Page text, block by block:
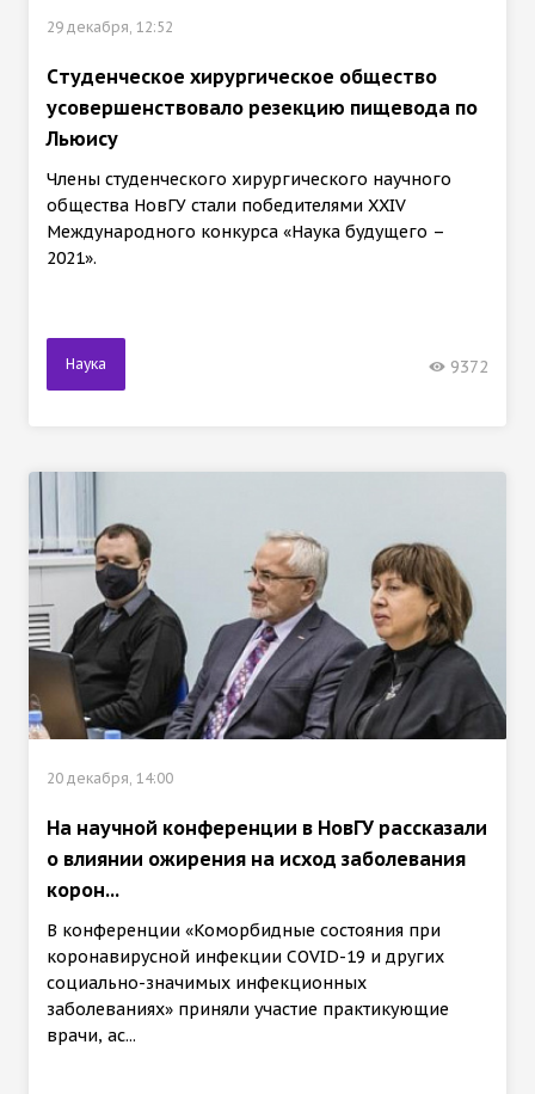
29 декабря, 12:52
Cтуденческое хирургическое общество
усовершенствовало резекцию пищевода по
Льюису
Члены студенческого хирургического научного
общества НовГУ стали победителями XXIV
Международного конкурса «Наука будущего –
2021».
Наука 9372
20 декабря, 14:00
На научной конференции в НовГУ рассказали
о влиянии ожирения на исход заболевания
корон...
В конференции «Коморбидные состояния при
коронавирусной инфекции COVID-19 и других
социально-значимых инфекционных
заболеваниях» приняли участие практикующие
врачи, ас...